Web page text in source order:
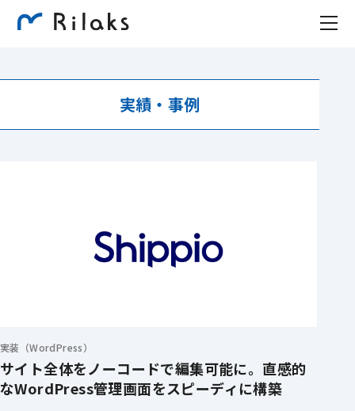
実績・事例
実装（WordPress）
サイト全体をノーコードで編集可能に。直感的
なWordPress管理画面をスピーディに構築